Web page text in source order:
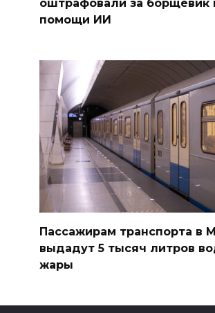
оштрафовали за борщевик
помощи ИИ
Пассажирам транспорта в
выдадут 5 тысяч литров
жары